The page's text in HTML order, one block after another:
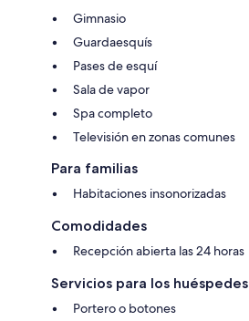
Gimnasio
Guardaesquís
Pases de esquí
Sala de vapor
Spa completo
Televisión en zonas comunes
Para familias
Habitaciones insonorizadas
Comodidades
Recepción abierta las 24 horas
Servicios para los huéspedes
Portero o botones